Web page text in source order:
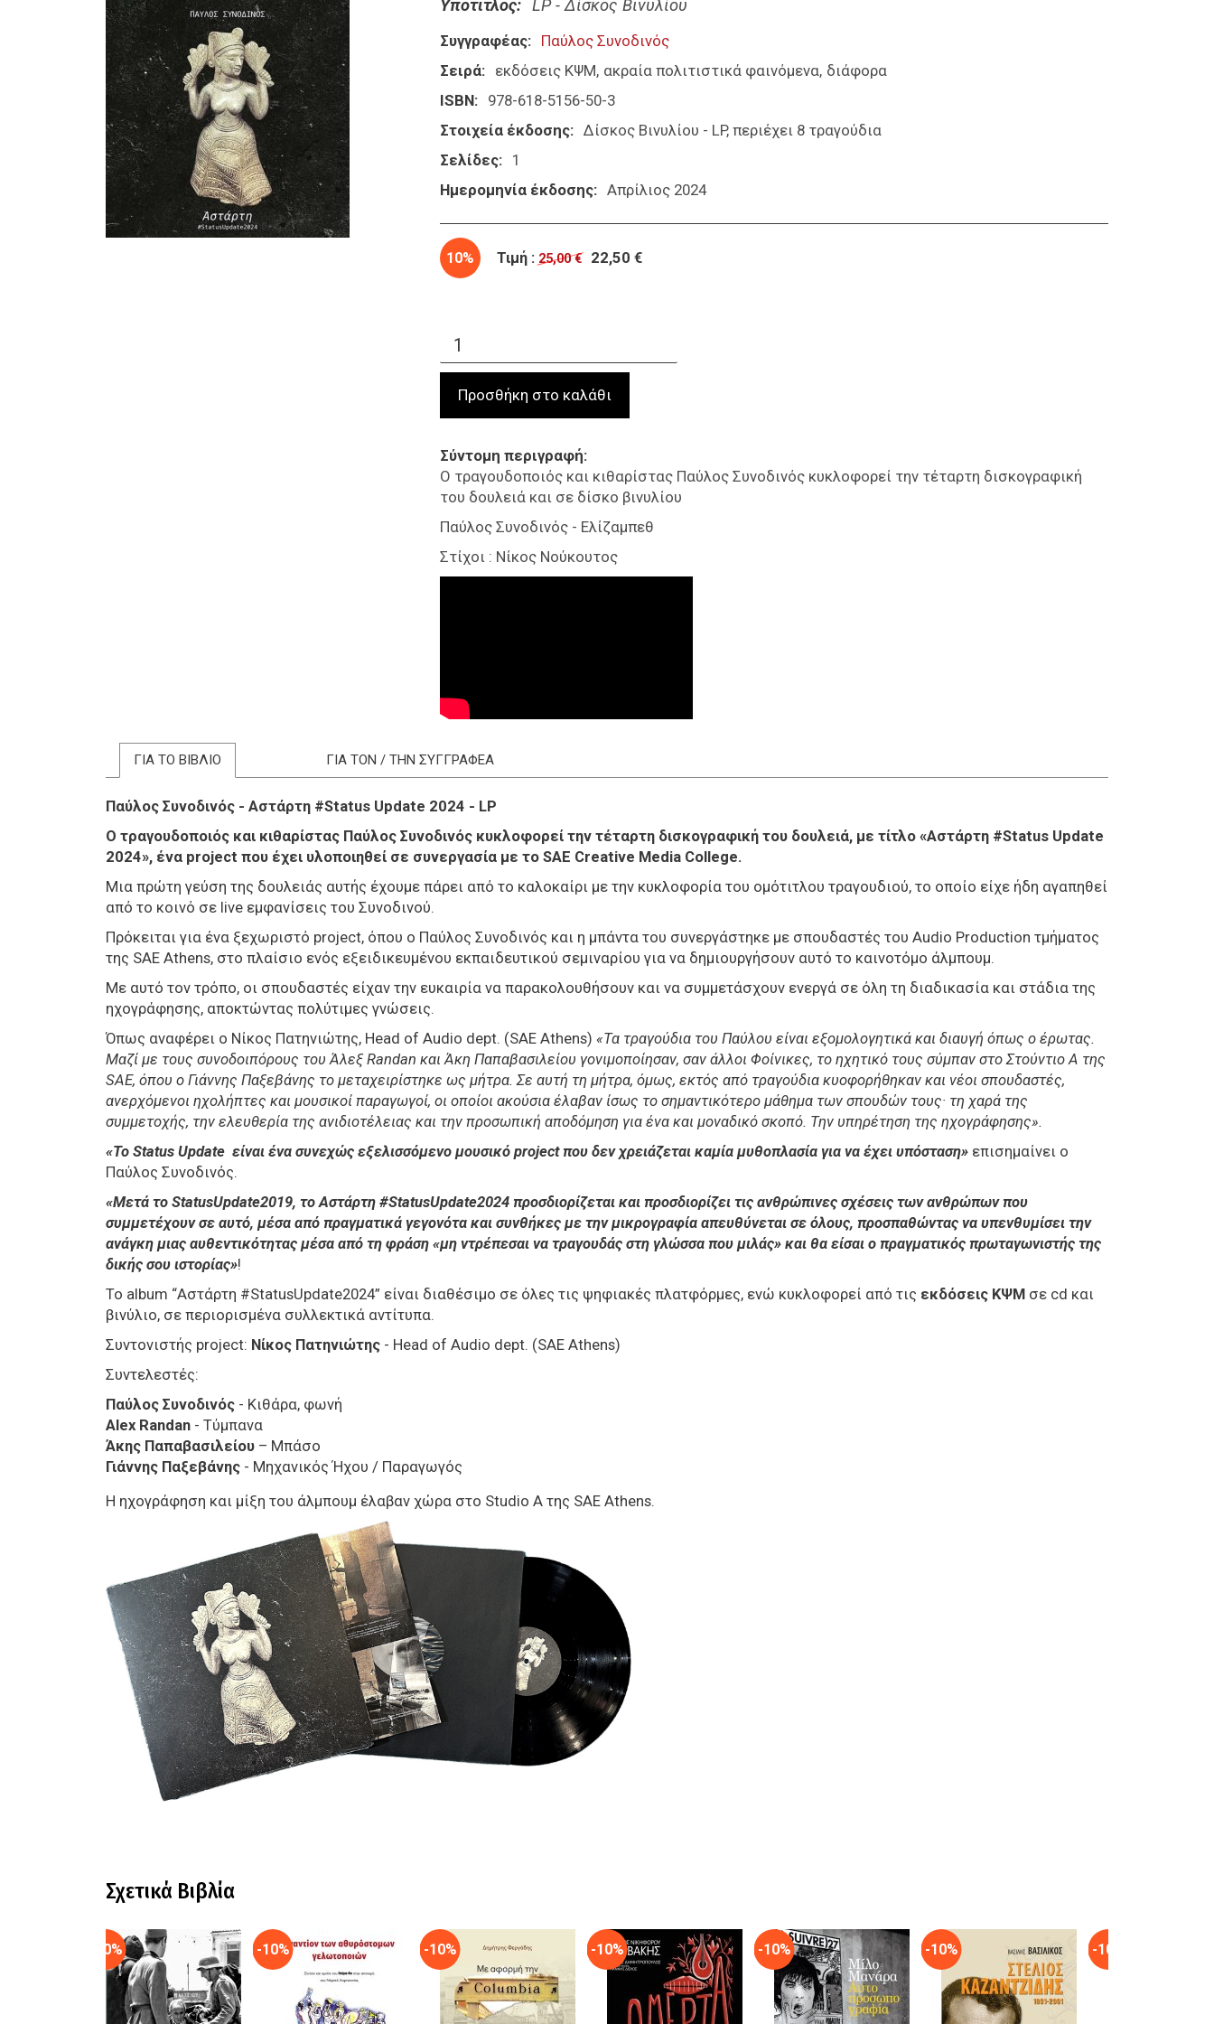
Υπότιτλος LP - Δίσκος Βινυλίου
Συγγραφέας
Παύλος Συνοδινός
Σειρά
εκδόσεις ΚΨΜ ακραία πολιτιστικά φαινόμενα διάφορα
ISBN
978-618-5156-50-3
Στοιχεία έκδοσης
Δίσκος Βινυλίου - LP, περιέχει 8 τραγούδια
Σελίδες
1
Ημερομηνία έκδοσης
Απρίλιος 2024
10% Τιμή : 25,00 € 22,50 €
Σύντομη περιγραφή
O τραγουδοποιός και κιθαρίστας Παύλος Συνοδινός κυκλοφορεί την τέταρτη δισκογραφική
του δουλειά και σε δίσκο βινυλίου
Παύλος Συνοδινός - Ελίζαμπεθ
Στίχοι : Νίκος Νούκουτος
ΓΙΑ ΤΟ ΒΙΒΛΙΟ ΓΙΑ ΤΟΝ / ΤΗΝ ΣΥΓΓΡΑΦΕΑ
Παύλος Συνοδινός - Αστάρτη #Status Update 2024 - LP
O τραγουδοποιός και κιθαρίστας Παύλος Συνοδινός κυκλοφορεί την τέταρτη δισκογραφική του δουλειά, με τίτλο «Αστάρτη #Status Update
2024», ένα project που έχει υλοποιηθεί σε συνεργασία με το SAE Creative Media College.
Μια πρώτη γεύση της δουλειάς αυτής έχουμε πάρει από το καλοκαίρι με την κυκλοφορία του ομότιτλου τραγουδιού, το οποίο είχε ήδη αγαπηθεί
από το κοινό σε live εμφανίσεις του Συνοδινού.
Πρόκειται για ένα ξεχωριστό project, όπου ο Παύλος Συνοδινός και η μπάντα του συνεργάστηκε με σπουδαστές του Audio Production τμήματος
της SAE Athens, στο πλαίσιο ενός εξειδικευμένου εκπαιδευτικού σεμιναρίου για να δημιουργήσουν αυτό το καινοτόμο άλμπουμ.
Με αυτό τον τρόπο, οι σπουδαστές είχαν την ευκαιρία να παρακολουθήσουν και να συμμετάσχουν ενεργά σε όλη τη διαδικασία και στάδια της
ηχογράφησης, αποκτώντας πολύτιμες γνώσεις.
Όπως αναφέρει ο Νίκος Πατηνιώτης, Head of Audio dept. (SAE Athens) «Τα τραγούδια του Παύλου είναι εξομολογητικά και διαυγή όπως ο έρωτας.
Μαζί με τους συνοδοιπόρους του Άλεξ Randan και Άκη Παπαβασιλείου γονιμοποίησαν, σαν άλλοι Φοίνικες, το ηχητικό τους σύμπαν στο Στούντιο Α της
SAE, όπου ο Γιάννης Παξεβάνης το μεταχειρίστηκε ως μήτρα. Σε αυτή τη μήτρα, όμως, εκτός από τραγούδια κυοφορήθηκαν και νέοι σπουδαστές,
ανερχόμενοι ηχολήπτες και μουσικοί παραγωγοί, οι οποίοι ακούσια έλαβαν ίσως το σημαντικότερο μάθημα των σπουδών τους· τη χαρά της
συμμετοχής, την ελευθερία της ανιδιοτέλειας και την προσωπική αποδόμηση για ένα και μοναδικό σκοπό. Την υπηρέτηση της ηχογράφησης».
«Το Status Update είναι ένα συνεχώς εξελισσόμενο μουσικό project που δεν χρειάζεται καμία μυθοπλασία για να έχει υπόσταση» επισημαίνει ο
Παύλος Συνοδινός.
«Μετά το StatusUpdate2019, το Αστάρτη #StatusUpdate2024 προσδιορίζεται και προσδιορίζει τις ανθρώπινες σχέσεις των ανθρώπων που
συμμετέχουν σε αυτό, μέσα από πραγματικά γεγονότα και συνθήκες με την μικρογραφία απευθύνεται σε όλους, προσπαθώντας να υπενθυμίσει την
ανάγκη μιας αυθεντικότητας μέσα από τη φράση «μη ντρέπεσαι να τραγουδάς στη γλώσσα που μιλάς» και θα είσαι ο πραγματικός πρωταγωνιστής της
δικής σου ιστορίας»!
Το album “Αστάρτη #StatusUpdate2024” είναι διαθέσιμο σε όλες τις ψηφιακές πλατφόρμες, ενώ κυκλοφορεί από τις εκδόσεις ΚΨΜ σε cd και
βινύλιο, σε περιορισμένα συλλεκτικά αντίτυπα.
Συντονιστής project: Νίκος Πατηνιώτης - Head of Audio dept. (SAE Athens)
Συντελεστές:
Παύλος Συνοδινός - Κιθάρα, φωνή
Alex Randan - Τύμπανα
Άκης Παπαβασιλείου – Μπάσο
Γιάννης Παξεβάνης - Μηχανικός Ήχου / Παραγωγός
H ηχογράφηση και μίξη του άλμπουμ έλαβαν χώρα στο Studio A της SAE Athens.
Σχετικά Βιβλία
-10% -10% -10% -10% -10% -10% -10%